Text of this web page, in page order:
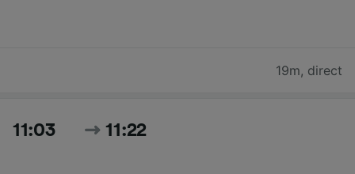
19m, direct
11:03 11:22